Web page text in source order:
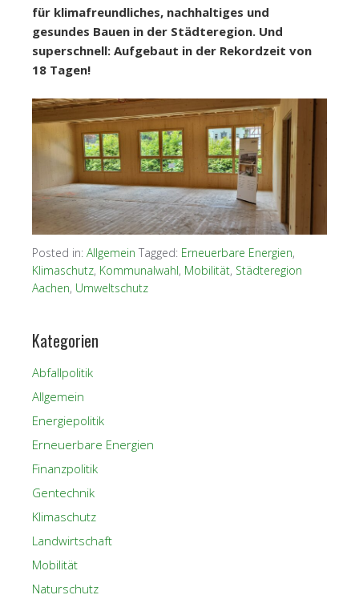
für klimafreundliches, nachhaltiges und
gesundes Bauen in der Städteregion. Und
superschnell: Aufgebaut in der Rekordzeit von
18 Tagen!
Posted in: Allgemein Tagged: Erneuerbare Energien,
Klimaschutz, Kommunalwahl, Mobilität, Städteregion
Aachen, Umweltschutz
Kategorien
Abfallpolitik
Allgemein
Energiepolitik
Erneuerbare Energien
Finanzpolitik
Gentechnik
Klimaschutz
Landwirtschaft
Mobilität
Naturschutz